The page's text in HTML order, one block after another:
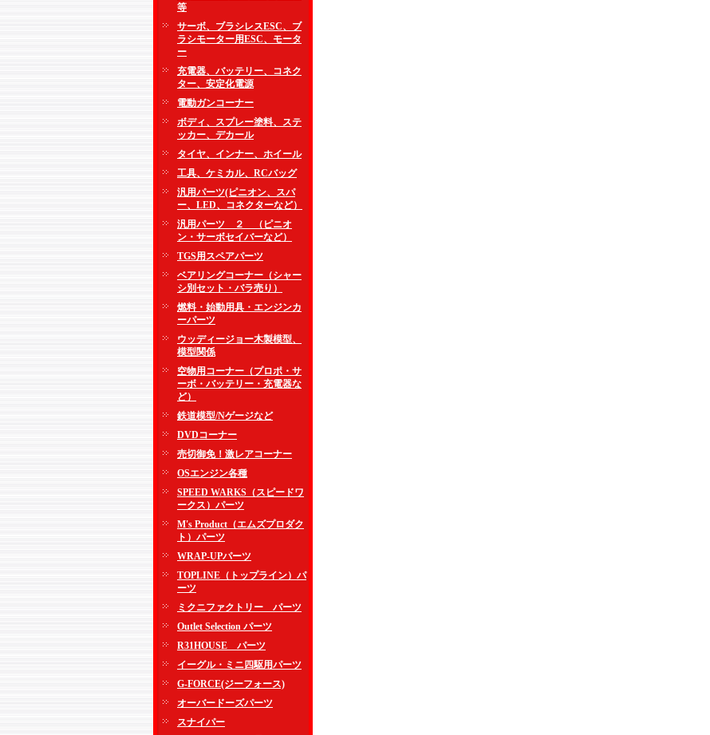
等
サーボ、ブラシレスESC、ブ
ラシモーター用ESC、モータ
ー
充電器、バッテリー、コネク
ター、安定化電源
電動ガンコーナー
ボディ、スプレー塗料、ステ
ッカー、デカール
タイヤ、インナー、ホイール
工具、ケミカル、RCバッグ
汎用パーツ(ピニオン、スパ
ー、LED、コネクターなど）
汎用パーツ ２ （ピニオ
ン・サーボセイバーなど）
TGS用スペアパーツ
ベアリングコーナー（シャー
シ別セット・バラ売り）
燃料・始動用具・エンジンカ
ーパーツ
ウッディージョー木製模型、
模型関係
空物用コーナー（プロポ・サ
ーボ・バッテリー・充電器な
ど）
鉄道模型/Nゲージなど
DVDコーナー
売切御免！激レアコーナー
OSエンジン各種
SPEED WARKS（スピードワ
ークス）パーツ
M's Product（エムズプロダク
ト）パーツ
WRAP-UPパーツ
TOPLINE（トップライン）パ
ーツ
ミクニファクトリー パーツ
Outlet Selection パーツ
R31HOUSE パーツ
イーグル・ミニ四駆用パーツ
G-FORCE(ジーフォース)
オーバードーズパーツ
スナイパー